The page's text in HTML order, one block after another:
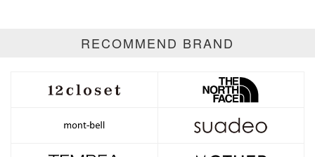
RECOMMEND BRAND